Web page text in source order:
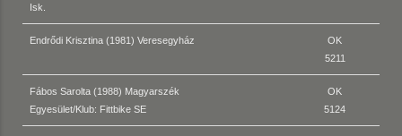
Isk.
Endrődi Krisztina (1981) Veresegyház
OK
5211
Fábos Sarolta (1988) Magyarszék
Egyesület/Klub: Fittbike SE
OK
5124